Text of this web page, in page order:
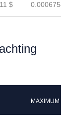
$
MAXIMUM